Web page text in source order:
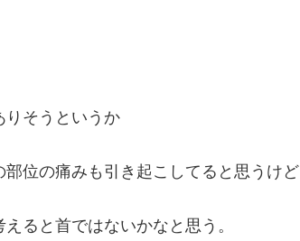
りそうというか
位の痛みも引き起こしてると思うけど
ると首ではないかなと思う。